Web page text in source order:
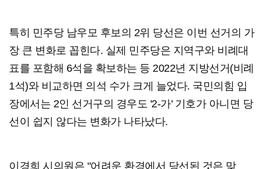
특히 민주당 남우모 후보의 2위 당선은 이번 선거의 가
장 큰 변화로 꼽힌다. 실제 민주당은 지역구와 비례대
표를 포함해 6석을 확보하는 등 2022년 지방선거(비례
1석)와 비교하면 의석 수가 크게 늘었다. 국민의힘 입
장에서는 2인 선거구의 경우도 '2-가' 기호가 아니면 당
선이 쉽지 않다는 변화가 나타났다.
이경희 시의원은 "어려운 환경에서 당선된 것은 맞